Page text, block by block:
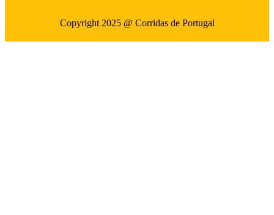
Copyright 2025 @ Corridas de Portugal